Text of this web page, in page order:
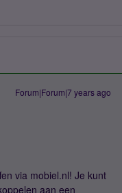
Forum|Forum|7 years ago
via mobiel.nl! Je kunt
aan een